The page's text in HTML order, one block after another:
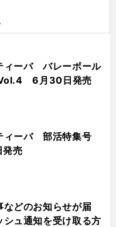
ィーバ バレーボール
6月30日発売
ィーバ 部活特集号
売
などのお知らせが届
ュ通知を受け取る方